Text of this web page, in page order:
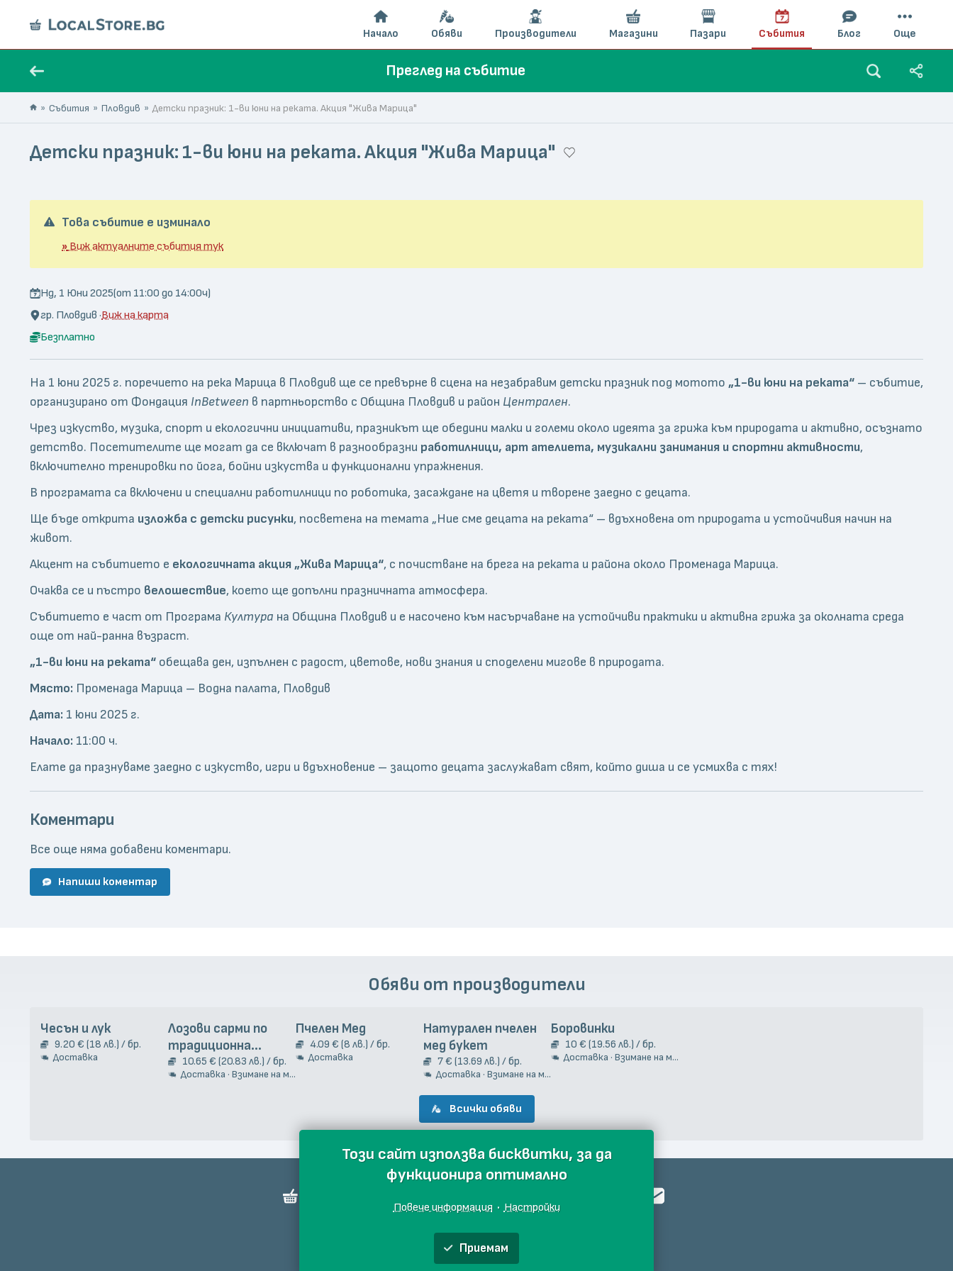
Преглед на събитие
Събития Пловдив Детски празник: 1-ви юни на реката. Акция "Жива Марица"
Детски празник: 1-ви юни на реката. Акция "Жива Марица"
Това събитие е изминало
»Виж актуалните събития тук
Нд, 1 Юни 2025(от 11:00 до 14:00ч)
гр. Пловдив ·Виж на карта
Безплатно
На 1 юни 2025 г. поречието на река Марица в Пловдив ще се превърне в сцена на незабравим детски празник под мотото „1-ви юни на реката“ – събитие,
организирано от Фондация InBetween в партньорство с Община Пловдив и район Централен.
Чрез изкуство, музика, спорт и екологични инициативи, празникът ще обедини малки и големи около идеята за грижа към природата и активно, осъзнато
детство. Посетителите ще могат да се включат в разнообразни работилници, арт ателиета, музикални занимания и спортни активности,
включително тренировки по йога, бойни изкуства и функционални упражнения.
В програмата са включени и специални работилници по роботика, засаждане на цветя и творене заедно с децата.
Ще бъде открита изложба с детски рисунки, посветена на темата „Ние сме децата на реката“ – вдъхновена от природата и устойчивия начин на
живот.
Акцент на събитието е екологичната акция „Жива Марица“, с почистване на брега на реката и района около Променада Марица.
Очаква се и пъстро велошествие, което ще допълни празничната атмосфера.
Събитието е част от Програма Култура на Община Пловдив и е насочено към насърчаване на устойчиви практики и активна грижа за околната среда
още от най-ранна възраст.
„1-ви юни на реката“ обещава ден, изпълнен с радост, цветове, нови знания и споделени мигове в природата.
Място: Променада Марица – Водна палата, Пловдив
Дата: 1 юни 2025 г.
Начало: 11:00 ч.
Елате да празнуваме заедно с изкуство, игри и вдъхновение – защото децата заслужават свят, който диша и се усмихва с тях!
Коментари
Все още няма добавени коментари.
Напиши коментар
Обяви от производители
Чесън и лук
9.20 € (18 лв.) / бр.
Доставка
Лозови сарми по
традиционна
гръцка рецепта 2кг.
10.65 € (20.83 лв.) / бр.
Доставка · Взимане на място
Пчелен Мед
4.09 € (8 лв.) / бр.
Доставка
Натурален пчелен
мед букет
7 € (13.69 лв.) / бр.
Доставка · Взимане на място
Боровинки
10 € (19.56 лв.) / бр.
Доставка · Взимане на място
Всички обяви
Начало Обяви Производители Магазини Пазари Събития Блог Още
Този сайт използва бисквитки, за да
функционира оптимално
Повече информация · Настройки
Приемам